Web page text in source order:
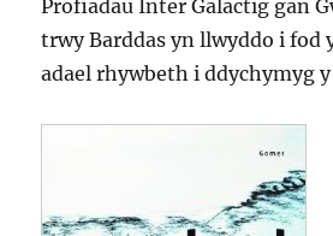
Profiadau Inter Galactig gan
trwy Barddas yn llwyddo i fod
adael rhywbeth i ddychymyg